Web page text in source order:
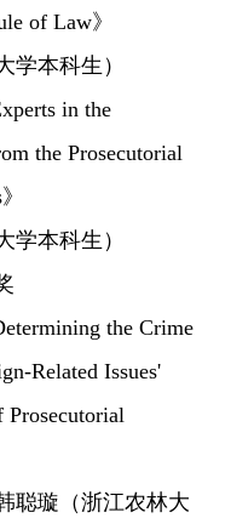
of Law》
本科生）
in the
the Prosecutorial
本科生）
the Crime
Related Issues'
Prosecutorial
璇（浙江农林大